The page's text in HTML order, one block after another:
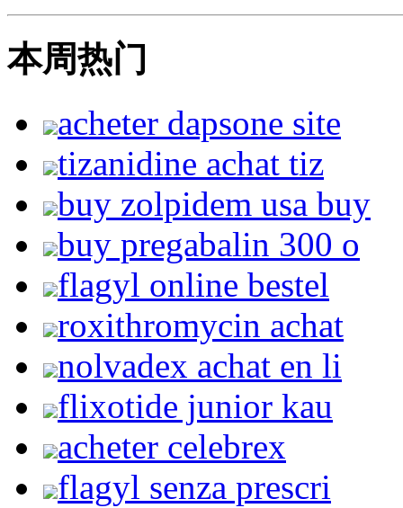
本周热门
acheter dapsone site
tizanidine achat tiz
buy zolpidem usa buy
buy pregabalin 300 o
flagyl online bestel
roxithromycin achat
nolvadex achat en li
flixotide junior kau
acheter celebrex
flagyl senza prescri